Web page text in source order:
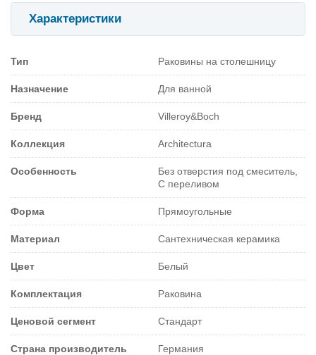
Характеристики
Тип Раковины на столешницу
Назначение Для ванной
Бренд Villeroy&Boch
Коллекция Architectura
Особенность
Без отверстия под смеситель,
С переливом
Форма Прямоугольные
Материал Сантехническая керамика
Цвет Белый
Комплектация Раковина
Ценовой сегмент Стандарт
Страна производитель Германия